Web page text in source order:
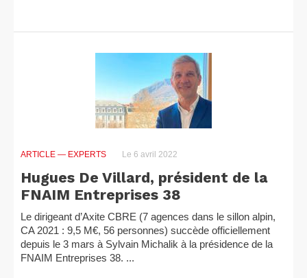
ARTICLE — EXPERTS Le 6 avril 2022
Hugues De Villard, président de la
FNAIM Entreprises 38
Le dirigeant d’Axite CBRE (7 agences dans le sillon alpin,
CA 2021 : 9,5 M€, 56 personnes) succède officiellement
depuis le 3 mars à Sylvain Michalik à la présidence de la
FNAIM Entreprises 38. ...